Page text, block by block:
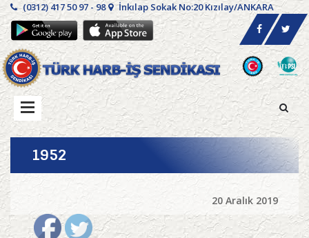
(0312) 417 50 97 - 98 İnkılap Sokak No:20 Kızılay/ANKARA
1952
20 Aralık 2019